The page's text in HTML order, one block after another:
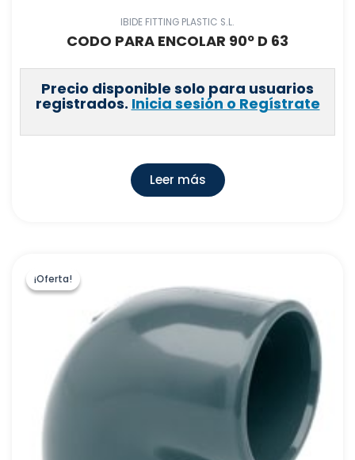
IBIDE FITTING PLASTIC S.L.
CODO PARA ENCOLAR 90º D 63
Precio disponible solo para usuarios
registrados. Inicia sesión o Regístrate
Leer más
¡Oferta!
¡Oferta!